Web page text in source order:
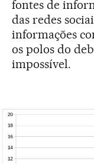
fontes de
das redes
informações
os polos do
impossível.